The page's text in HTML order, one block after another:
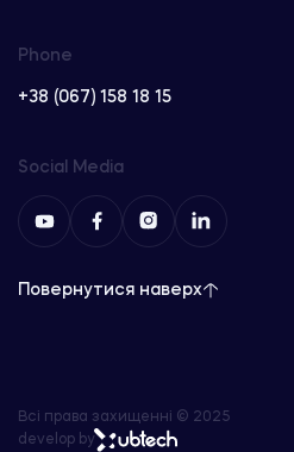
Phone
+38 (067) 158 18 15
Social Media
Повернутися наверх
Всі права захищенні © 2025
develop by